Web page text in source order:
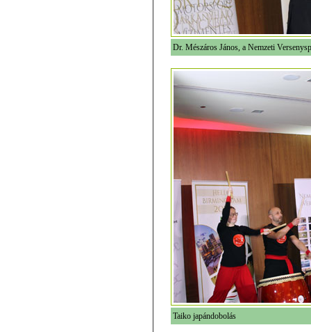
Dr. Mészáros János, a Nemzeti
Taiko japándobolás